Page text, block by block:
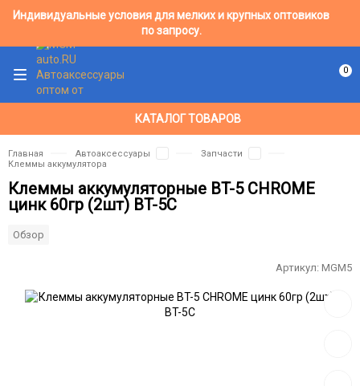
Индивидуальные условия для мелких и крупных оптовиков
по запросу.
КАТАЛОГ ТОВАРОВ
0
Главная Автоаксессуары
Запчасти
Клеммы аккумулятора
Клеммы аккумуляторные BT-5 CHROME
цинк 60гр (2шт) BT-5C
Обзор
Артикул: MGM5